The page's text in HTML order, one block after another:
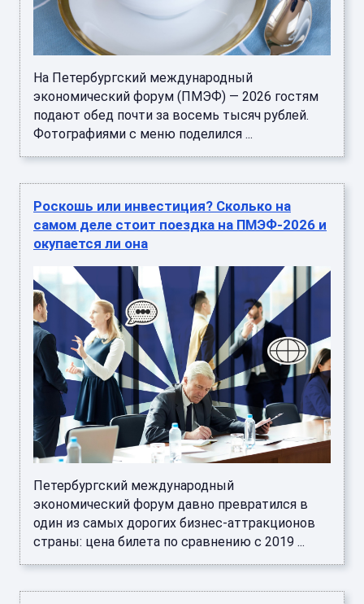
На Петербургский международный
экономический форум (ПМЭФ) — 2026 гостям
подают обед почти за восемь тысяч рублей.
Фотографиями с меню поделился ...
Роскошь или инвестиция? Сколько на
самом деле стоит поездка на ПМЭФ-2026 и
окупается ли она
Петербургский международный
экономический форум давно превратился в
один из самых дорогих бизнес-аттракционов
страны: цена билета по сравнению с 2019 ...